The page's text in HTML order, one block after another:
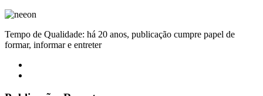
Tempo de Qualidade: há 20 anos, publicação cumpre papel de
formar, informar e entreter